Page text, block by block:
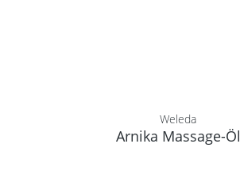
Weleda
Arnika Massage-Öl